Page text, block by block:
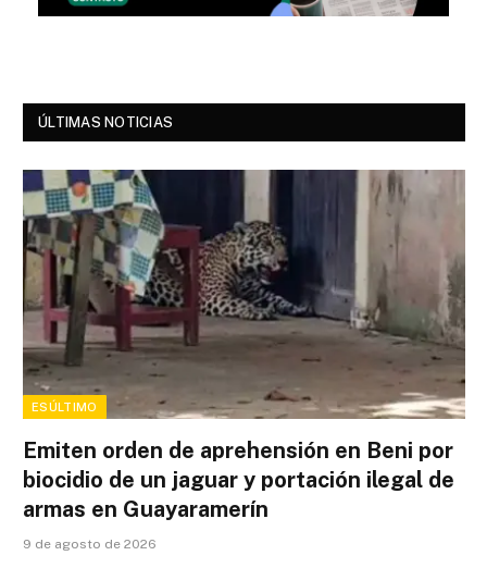
ÚLTIMAS NOTICIAS
ESÚLTIMO
Emiten orden de aprehensión en Beni por
biocidio de un jaguar y portación ilegal de
armas en Guayaramerín
9 de agosto de 2026